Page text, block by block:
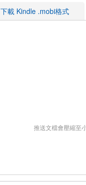
下載 Kindle .mobi格式
推送文檔會壓縮至